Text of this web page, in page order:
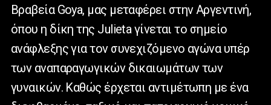
Βραβεία Goya, μας μεταφέρει στην Αργεντινή,
όπου η δίκη της Julieta γίνεται το σημείο
ανάφλεξης για τον συνεχιζόμενο αγώνα υπέρ
των αναπαραγωγικών δικαιωμάτων των
γυναικών. Καθώς έρχεται αντιμέτωπη με ένα